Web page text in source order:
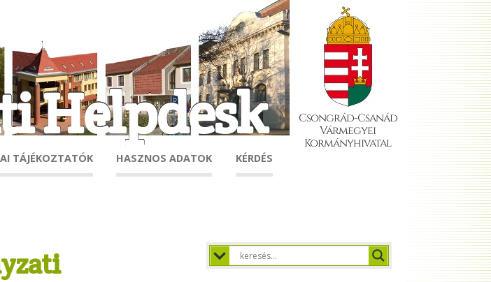
Helpdesk
Csongrád-Csanád
Vármegyei
Kormányhivatal
TÁJÉKOZTATÓK HASZNOS ADATOK KÉRDÉS